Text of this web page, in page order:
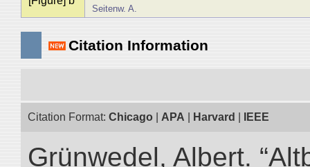
Seitenw. A.
Citation Information
Citation Format: Chicago APA Harvard IEEE
Grünwedel, Albert.